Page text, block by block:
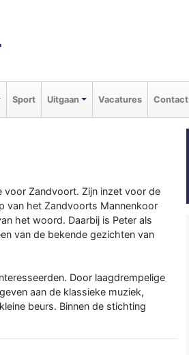
Sport Uitgaan Vacatures Contact
voor Zandvoort. Zijn inzet voor de
van het Zandvoorts Mannenkoor
het woord. Daarbij is Peter als
van de bekende gezichten van
Door laagdrempelige
aan de klassieke muziek,
beurs. Binnen de stichting